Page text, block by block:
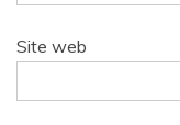
Site web